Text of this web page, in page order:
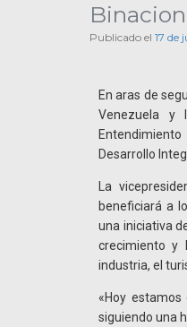
Publicado el 17 de
En aras de
Venezuela y
Desarrollo
La
beneficiará a
una iniciativa
crecimiento y
industria, el
«Hoy
siguiendo una